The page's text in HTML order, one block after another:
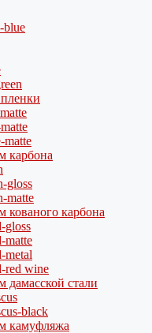
карбона
gloss
matte
кованого карбона
gloss
matte
metal
red wine
дамасской стали
black
камуфляжа